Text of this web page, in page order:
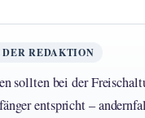
REDAKTION
sollten bei der
entspricht –